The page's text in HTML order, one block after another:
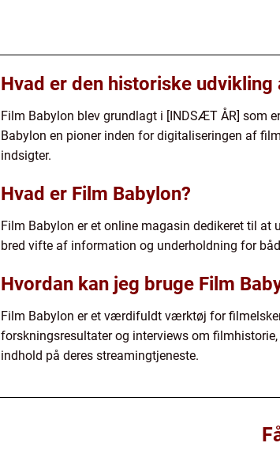
Hvad er den historiske udvikling
Film Babylon blev grundlagt i [INDSÆT ÅR] som
Babylon en pioner inden for digitaliseringen af
indsigter.
Hvad er Film Babylon?
Film Babylon er et online magasin dedikeret til at
bred vifte af information og underholdning for
Hvordan kan jeg bruge Film
Film Babylon er et værdifuldt værktøj for
forskningsresultater og interviews om
indhold på deres streamingtjeneste.